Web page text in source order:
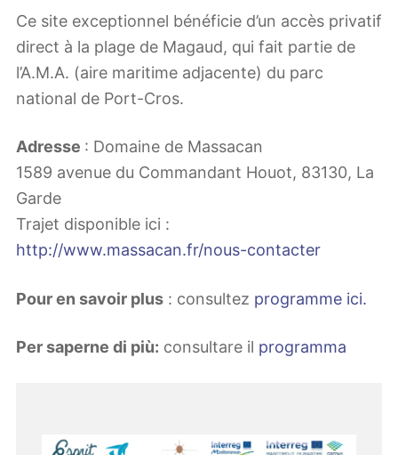
Ce site exceptionnel bénéficie d’un accès privatif
direct à la plage de Magaud, qui fait partie de
l’A.M.A. (aire maritime adjacente) du parc
national de Port-Cros.
Adresse : Domaine de Massacan
1589 avenue du Commandant Houot, 83130, La
Garde
Trajet disponible ici :
http://www.massacan.fr/nous-contacter
Pour en savoir plus : consultez programme ici.
Per saperne di più: consultare il programma